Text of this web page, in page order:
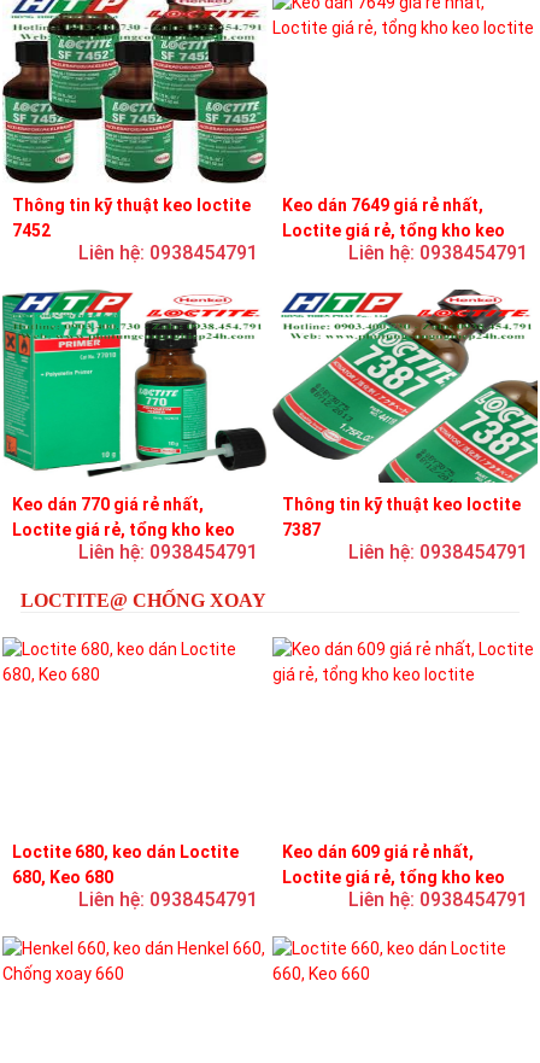
Thông tin kỹ thuật keo loctite
7452
Liên hệ: 0938454791
Keo dán 7649 giá rẻ nhất,
Loctite giá rẻ, tổng kho keo
Liên hệ: 0938454791
Keo dán 770 giá rẻ nhất,
Loctite giá rẻ, tổng kho keo
Liên hệ: 0938454791
Thông tin kỹ thuật keo loctite
7387
Liên hệ: 0938454791
LOCTITE@ CHỐNG XOAY
Loctite 680, keo dán Loctite
680, Keo 680
Liên hệ: 0938454791
Keo dán 609 giá rẻ nhất,
Loctite giá rẻ, tổng kho keo
Liên hệ: 0938454791